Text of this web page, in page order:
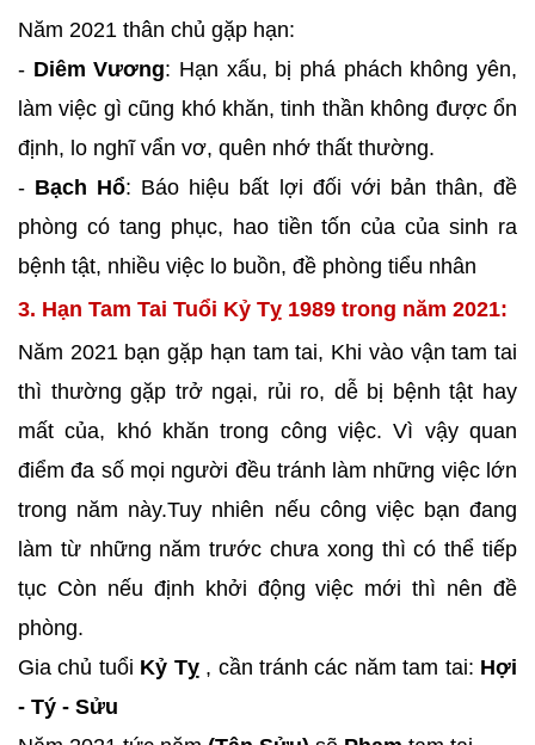
Năm 2021 thân chủ gặp hạn:
- Diêm Vương: Hạn xấu, bị phá phách không yên,
làm việc gì cũng khó khăn, tinh thần không được ổn
định, lo nghĩ vẩn vơ, quên nhớ thất thường.
- Bạch Hổ: Báo hiệu bất lợi đối với bản thân, đề
phòng có tang phục, hao tiền tốn của của sinh ra
bệnh tật, nhiều việc lo buồn, đề phòng tiểu nhân
3. Hạn Tam Tai Tuổi Kỷ Tỵ 1989 trong năm 2021:
Năm 2021 bạn gặp hạn tam tai, Khi vào vận tam tai
thì thường gặp trở ngại, rủi ro, dễ bị bệnh tật hay
mất của, khó khăn trong công việc. Vì vậy quan
điểm đa số mọi người đều tránh làm những việc lớn
trong năm này.Tuy nhiên nếu công việc bạn đang
làm từ những năm trước chưa xong thì có thể tiếp
tục Còn nếu định khởi động việc mới thì nên đề
phòng.
Gia chủ tuổi Kỷ Tỵ, cần tránh các năm tam tai: Hợi
- Tý - Sửu